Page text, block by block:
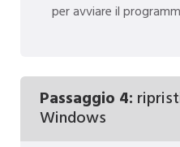
per avviare il
Passaggio 4:
Windows